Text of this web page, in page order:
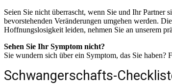
Seien Sie nicht überrascht, wenn Sie und Ihr Partner
bevorstehenden Veränderungen umgehen werden.
Hoffnungslosigkeit leiden, nehmen Sie an unserem
Sehen Sie Ihr Symptom nicht?
Sie wundern sich über ein Symptom, das Sie haben?
Schwangerschafts-